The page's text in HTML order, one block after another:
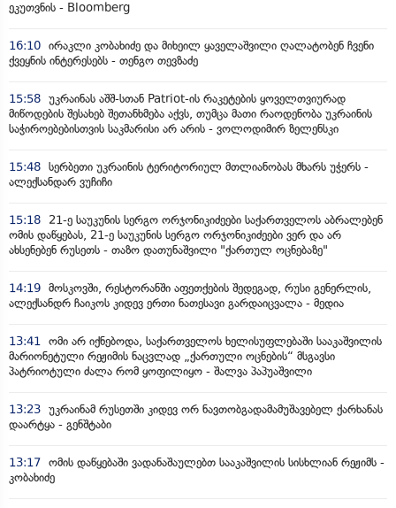
ეკუთვნის - Bloomberg
16:10 ირაკლი კობახიძე და მიხეილ ყაველაშვილი ღალატობენ ჩვენი
ქვეყნის ინტერესებს - თენგო თევზაძე
15:58 უკრაინას აშშ-სთან Patriot-ის რაკეტების ყოველთვიურად
მიწოდების შესახებ შეთანხმება აქვს, თუმცა მათი რაოდენობა უკრაინის
საჭიროებებისთვის საკმარისი არ არის - ვოლოდიმირ ზელენსკი
15:48 სერბეთი უკრაინის ტერიტორიულ მთლიანობას მხარს უჭერს -
ალექსანდარ ვუჩიჩი
15:18
21-ე საუკუნის სერგო ორჯონიკიძეები საქართველოს აბრალებენ
ომის დაწყებას, 21-ე საუკუნის სერგო ორჯონიკიძეები ვერ და არ
ახსენებენ რუსეთს - თაზო დათუნაშვილი "ქართულ ოცნებაზე"
14:19 მოსკოვში, რესტორანში აფეთქების შედეგად, რუსი გენერლის,
ალექსანდრ ჩაიკოს კიდევ ერთი ნათესავი გარდაიცვალა - მედია
13:41 ომი არ იქნებოდა, საქართველოს ხელისუფლებაში სააკაშვილის
მარიონეტული რეჟიმის ნაცვლად „ქართული ოცნების“ მსგავსი
პატრიოტული ძალა რომ ყოფილიყო - შალვა პაპუაშვილი
13:23 უკრაინამ რუსეთში კიდევ ორ ნავთობგადამამუშავებელ ქარხანას
დაარტყა - გენშტაბი
13:17 ომის დაწყებაში ვადანაშაულებთ სააკაშვილის სისხლიან რეჟიმს -
კობახიძე